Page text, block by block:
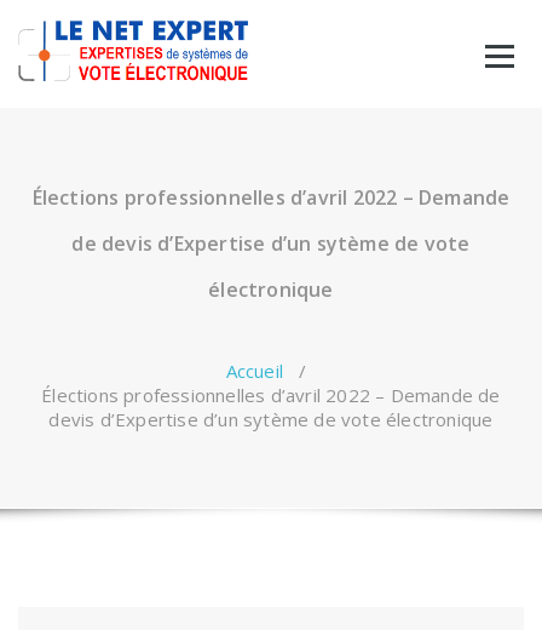
Élections professionnelles d’avril 2022 – Demande
de devis d’Expertise d’un sytème de vote
électronique
Accueil /
Élections professionnelles d’avril 2022 – Demande de
devis d’Expertise d’un sytème de vote électronique